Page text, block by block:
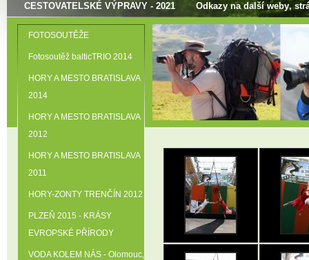
CESTOVATELSKÉ VÝPRAVY - 2021 Odkazy na další weby‚
FOTOSOUTĚŽE
Fotosoutěž balticTRIO 2014
HORY A MESTO BRATISLAVA
2014
HORY A MESTO BRATISLAVA
2012
HORY A MESTO BRATISLAVA
2011
HORY-ZONTY TRENČÍN 2012
PLZEŇ 2015 - KRÁSY
EVROPSKÉ PŘÍRODY
VODA KOLEM NÁS - Olomouc‚